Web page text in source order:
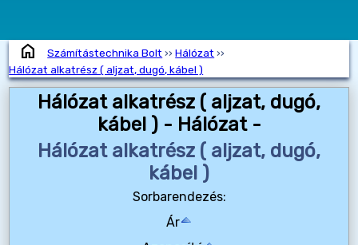
home Számítástechnika Bolt ››Hálózat ››
Hálózat alkatrész ( aljzat, dugó, kábel )
Hálózat alkatrész ( aljzat, dugó,
kábel ) - Hálózat -
Hálózat alkatrész ( aljzat, dugó,
kábel )
Sorbarendezés:
Ár